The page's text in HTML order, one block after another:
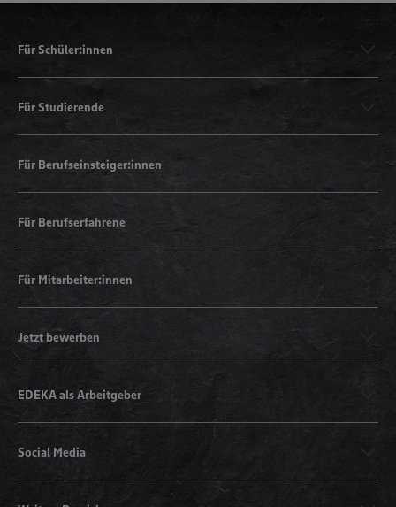
Für Schüler:innen
Für Studierende
Für Berufseinsteiger:innen
Für Berufserfahrene
Für Mitarbeiter:innen
Jetzt bewerben
EDEKA als Arbeitgeber
Social Media